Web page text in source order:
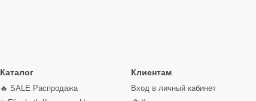
Каталог
🔥 SALE Распродажа
Клиентам
Вход в личный кабинет